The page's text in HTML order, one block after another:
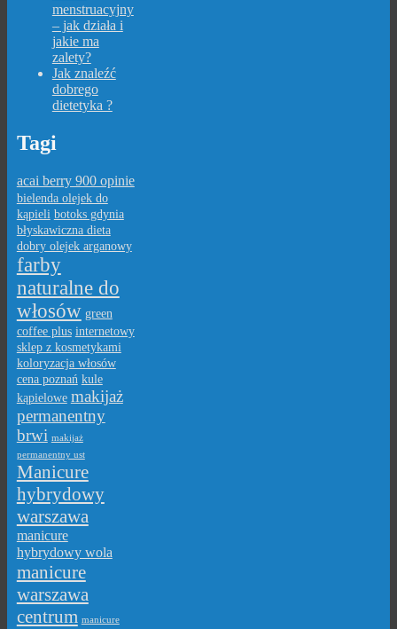
menstruacyjny
– jak działa i
jakie ma
zalety?
Jak znaleźć
dobrego
dietetyka ?
Tagi
acai berry 900 opinie
bielenda olejek do
kąpieli botoks gdynia
błyskawiczna dieta
dobry olejek arganowy
farby
naturalne do
włosów green
coffee plus internetowy
sklep z kosmetykami
koloryzacja włosów
cena poznań kule
kąpielowe makijaż
permanentny
brwi makijaż
permanentny ust
Manicure
hybrydowy
warszawa
manicure
hybrydowy wola
manicure
warszawa
centrum manicure